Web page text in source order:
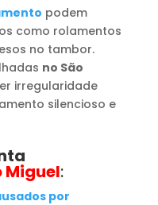
podem
como rolamentos
no tambor.
no São
irregularidade
silencioso e
Miguel:
por